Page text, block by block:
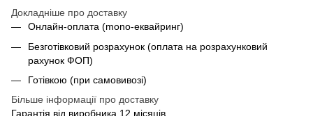
Докладніше про доставку
Онлайн-оплата (mono-еквайринг)
Безготівковий розрахунок (оплата на розрахунковий
рахунок ФОП)
Готівкою (при самовивозі)
Більше інформації про доставку
Гарантія від виробника 12 місяців.